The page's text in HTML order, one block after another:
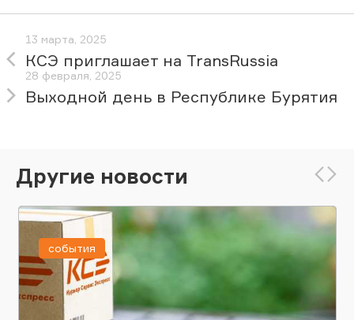
13 марта, 2025
КСЭ приглашает на TransRussia
28 февраля, 2025
Выходной день в Республике Бурятия
Другие новости
события